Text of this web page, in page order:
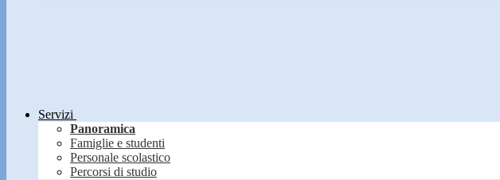
Servizi
Panoramica
Famiglie e studenti
Personale scolastico
Percorsi di studio